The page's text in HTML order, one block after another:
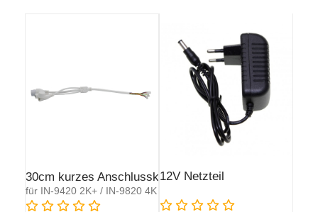
30cm kurzes Anschlusskabel
für IN-9420 2K+ / IN-9820 4K
Rating:
12V Netzteil
Rating: